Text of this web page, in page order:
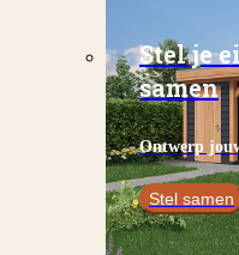
Stel je
samen
Ontwerp
Stel samen